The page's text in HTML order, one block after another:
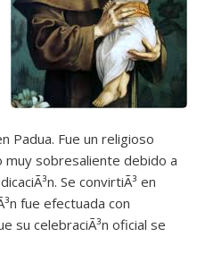
Padua. Fue un religioso
muy sobresaliente debido a
Se convirtiÃ³ en
fue efectuada con
su celebraciÃ³n oficial se